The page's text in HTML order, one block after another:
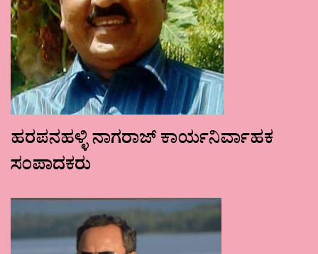
ಹರಪನಹಳ್ಳಿ ನಾಗರಾಜ್ ಕಾರ್ಯನಿರ್ವಾಹಕ
ಸಂಪಾದಕರು